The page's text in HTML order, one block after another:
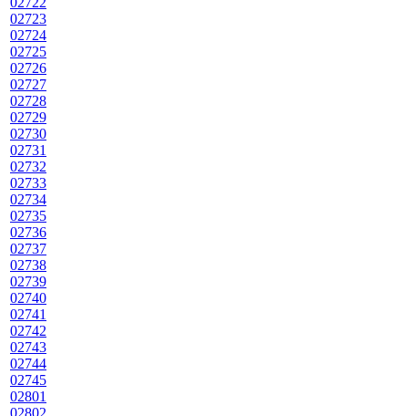
02723
02724
02725
02726
02727
02728
02729
02730
02731
02732
02733
02734
02735
02736
02737
02738
02739
02740
02741
02742
02743
02744
02745
02801
02802